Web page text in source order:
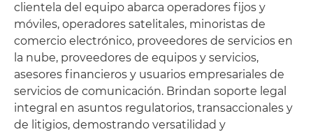
clientela del equipo abarca operadores fijos y
móviles, operadores satelitales, minoristas de
comercio electrónico, proveedores de servicios en
la nube, proveedores de equipos y servicios,
asesores financieros y usuarios empresariales de
servicios de comunicación. Brindan soporte legal
integral en asuntos regulatorios, transaccionales y
de litigios, demostrando versatilidad y